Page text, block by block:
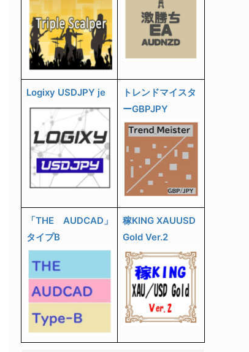
Logixy USDJPY je
トレンドマイスタ
ーGBPJPY
「THE AUDCAD」
タイプB
稼KING XAUUSD
Gold Ver.2